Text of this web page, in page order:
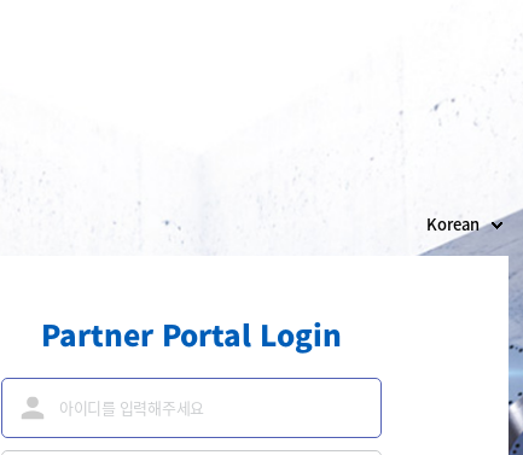
Partner Portal Login